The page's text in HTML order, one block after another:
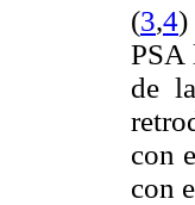
(3,4)
PSA
de
con
con